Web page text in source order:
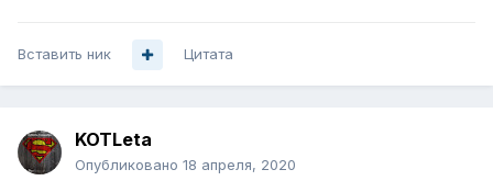
Вставить ник Цитата
KOTLeta
Опубликовано 18 апреля, 2020